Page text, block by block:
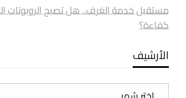
مستقبل خدمة الغرف.. هل تصبح الروبوتات
كفاءة؟
الأرشيف
الأرشيف